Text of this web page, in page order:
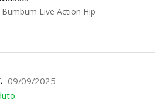
Live Action Hip
09/09/2025